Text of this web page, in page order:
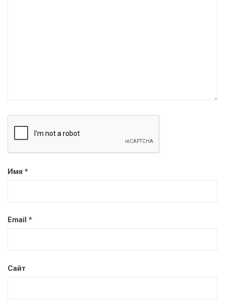
Имя *
Email *
Сайт